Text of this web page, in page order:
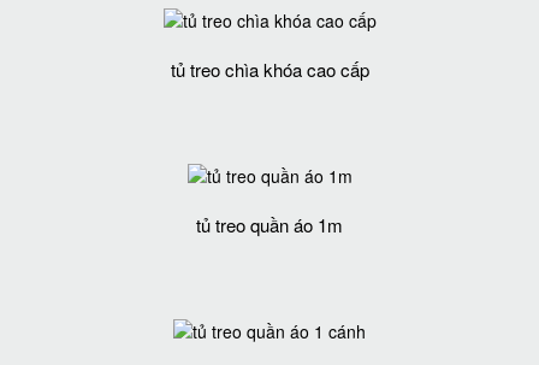
tủ treo chìa khóa cao cấp
tủ treo quần áo 1m